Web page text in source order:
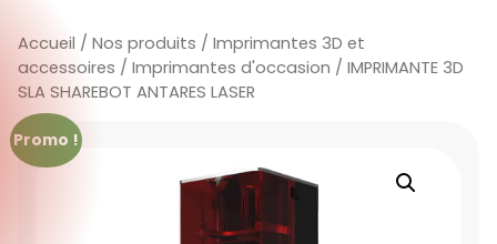
Accueil / Nos produits / Imprimantes 3D et
accessoires / Imprimantes d'occasion / IMPRIMANTE 3D
SLA SHAREBOT ANTARES LASER
Promo !